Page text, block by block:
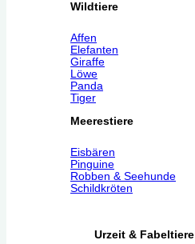
Wildtiere
Affen
Elefanten
Giraffe
Löwe
Panda
Tiger
Meerestiere
Eisbären
Pinguine
Robben & Seehunde
Schildkröten
Urzeit & Fabeltiere